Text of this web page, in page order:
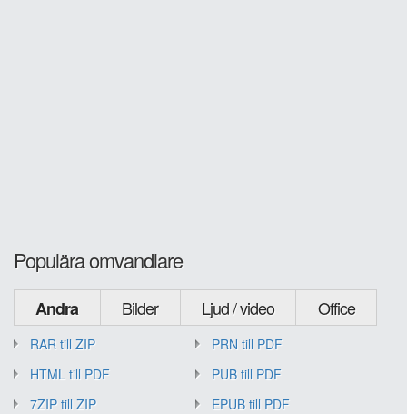
Populära omvandlare
Andra Bilder Ljud / video Office
RAR till ZIP
PRN till PDF
HTML till PDF
PUB till PDF
7ZIP till ZIP
EPUB till PDF